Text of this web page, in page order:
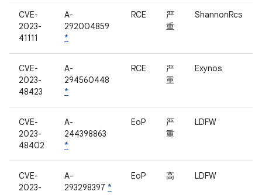
CVE-
2023-
41111
A-
292004859
*
RCE
严
重
ShannonRcs
CVE-
2023-
48423
A-
294560448
*
RCE
严
重
Exynos
CVE-
2023-
48402
A-
244398863
*
EoP
严
重
LDFW
CVE-
2023-
A-
293298397 *
EoP 高 LDFW